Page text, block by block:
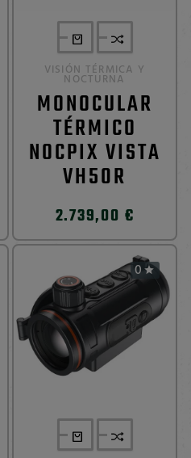
VISIÓN TÉRMICA Y
NOCTURNA
MONOCULAR
TÉRMICO
NOCPIX VISTA
VH50R
2.739,00 €
0 